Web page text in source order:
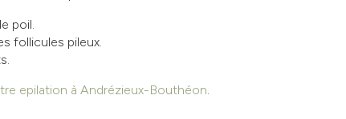
poil.
follicules pileux.
epilation à Andrézieux-Bouthéon.